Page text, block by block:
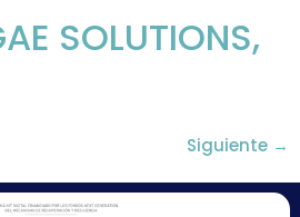
SOLUTIONS,
Siguiente →